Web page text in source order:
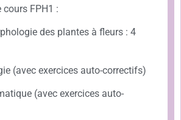
cours FPH1 :
des plantes à fleurs : 4
(avec exercices auto-correctifs)
(avec exercices auto-